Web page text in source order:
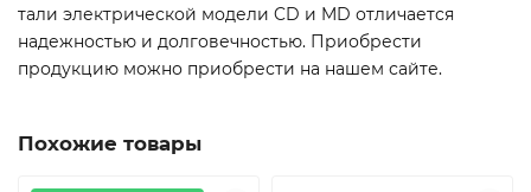
тали электрической модели CD и MD отличается
надежностью и долговечностью. Приобрести
продукцию можно приобрести на нашем сайте.
Похожие товары